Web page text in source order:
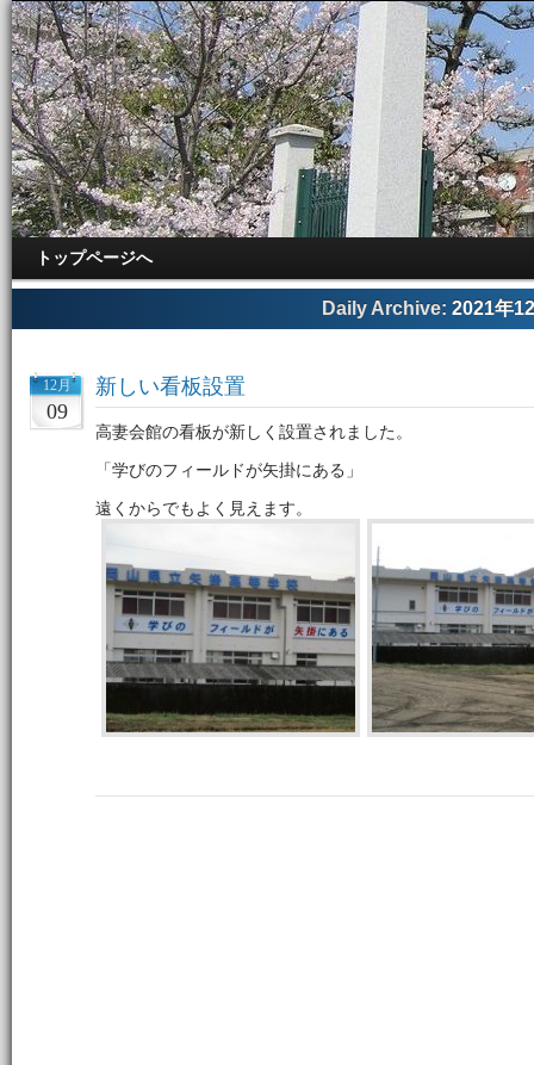
トップページへ
Daily Archive: 2021年
12月
09
新しい看板設置
高妻会館の看板が新しく設置されました。
「学びのフィールドが矢掛にある」
遠くからでもよく見えます。